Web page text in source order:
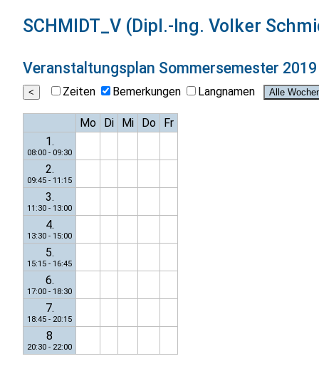
SCHMIDT_V (Dipl.-Ing. Volker
Veranstaltungsplan Sommersemester 2019
Zeiten Bemerkungen Langnamen
Mo Di Mi Do
Fr
1.
08:00 - 09:30
2.
09:45 - 11:15
3.
11:30 - 13:00
4.
13:30 - 15:00
5.
15:15 - 16:45
6.
17:00 - 18:30
7.
18:45 - 20:15
8
20:30 - 22:00